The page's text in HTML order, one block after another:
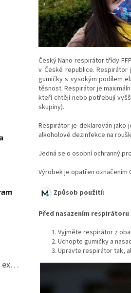
Golden Nature Ginkgo Biloba extrakt 50:1 60mg, 100 kapslí
Český Nano respirátor třídy
v České republice.
gumičky s vysokým podílem
těsnost. Respirátor je
kteří chtějí nebo potřebují
skupiny).
Respirátor je deklarován jako
alkoholové dezinfekce na
Jedná se o osobní ochranný
Výrobek je opatřen označením
Způsob použití:
Před nasazením
Vyjměte respirátor z
Uchopte gumičky a
Upravte respirátor tak,